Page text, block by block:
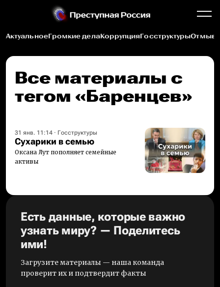
АктуальноеГромкие делаКоррупцияГосструктуры
Все материалы c
тегом «Баренцев»
31 янв. 11:14 · Госструктуры
Сухарики в семью
Оксана Лут пополняет семейные
активы
Есть данные, которые важно
узнать миру? — Поделитесь
ими!
Загрузите материалы — наша команда
проверит их и подтвердит факты